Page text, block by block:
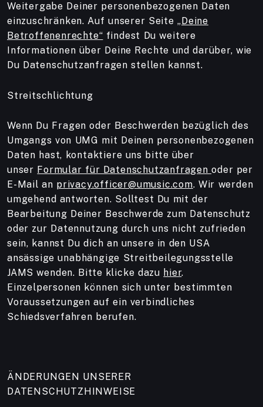
Weitergabe Deiner personenbezogenen Daten
einzuschränken. Auf unserer Seite„Deine
Betroffenenrechte“ findest Du weitere
Informationen über Deine Rechte und darüber, wie
Du Datenschutzanfragen stellen kannst.
Streitschlichtung
Wenn Du Fragen oder Beschwerden bezüglich des
Umgangs von UMG mit Deinen personenbezogenen
Daten hast, kontaktiere uns bitte über
unser Formular für Datenschutzanfragenoder per
E-Mail an privacy.officer@umusic.com. Wir werden
umgehend antworten. Solltest Du mit der
Bearbeitung Deiner Beschwerde zum Datenschutz
oder zur Datennutzung durch uns nicht zufrieden
sein, kannst Du dich an unsere in den USA
ansässige unabhängige Streitbeilegungsstelle
JAMS wenden. Bitte klicke dazu hier.
Einzelpersonen können sich unter bestimmten
Voraussetzungen auf ein verbindliches
Schiedsverfahren berufen.
ÄNDERUNGEN UNSERER
DATENSCHUTZHINWEISE